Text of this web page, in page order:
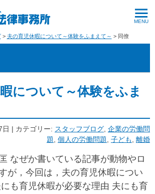
夫の育児休暇について～体験をふまえて～ 同僚
について～体験をふま
| カテゴリー: スタッフブログ 企業の労働問
題 個人の労働問題 子ども 離婚
なぜか書いている記事が動物やロ
が，今回は，夫の育児休暇につい
も育児休暇が必要な理由 夫にも育